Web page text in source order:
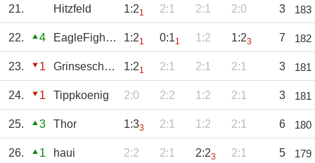
21. Hitzfeld 1:21 2:1 2:1 2:0 3 183
22. 4 EagleFighter09 1:21 0:11 1:2 1:23 7 182
23. 1 Grinseschwein 1:21 2:1 2:1 2:1 3 181
24. 1 Tippkoenig 2:0 2:2 1:2 2:1 3 181
25. 3 Thor 1:33 2:1 1:2 2:1 6 180
26. 1 haui 2:2 2:1 2:23 2:1 5 179